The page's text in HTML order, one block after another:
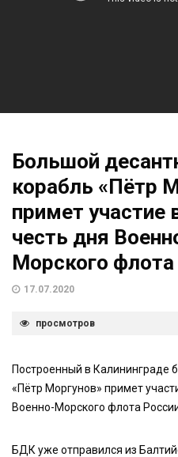
Большой
корабль «Пётр
примет участие
честь дня
Морского флота
17.07.2020
просмотров
Построенный в Калининграде
«Пётр Моргунов» примет
Военно-Морского флота
БДК уже отправился из